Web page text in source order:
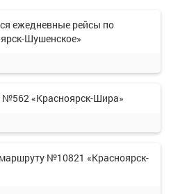
ежедневные рейсы по
Шушенское»
«Красноярск-Шира»
№10821 «Красноярск-